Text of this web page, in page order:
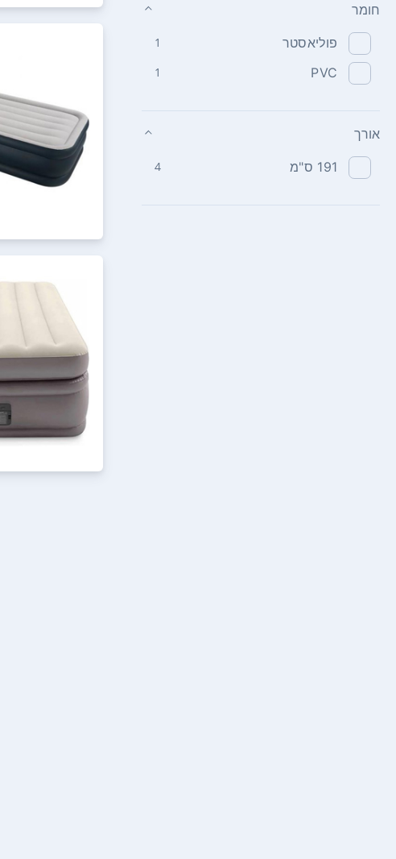
חומר
פוליאסטר 1
PVC
1
אורך
191‏ ס"מ 4